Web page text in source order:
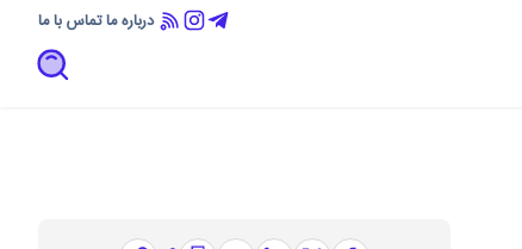
درباره ماتماس با ما